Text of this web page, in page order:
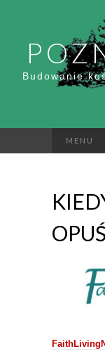
Budowanie
MENU